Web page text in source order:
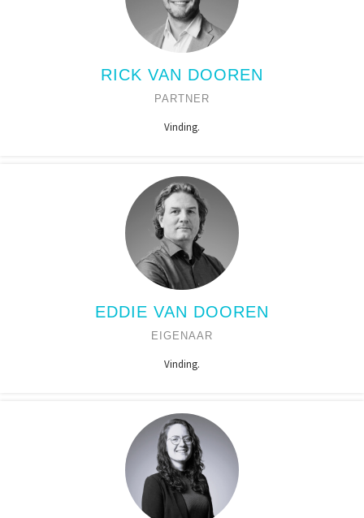
RICK VAN DOOREN
PARTNER
Vinding.
EDDIE VAN DOOREN
EIGENAAR
Vinding.